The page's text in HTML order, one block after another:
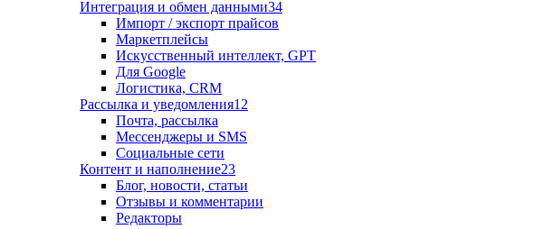
Интеграция и обмен данными34
Импорт / экспорт прайсов
Маркетплейсы
Искусственный интеллект, GPT
Для Google
Логистика, CRM
Рассылка и уведомления12
Почта, рассылка
Мессенджеры и SMS
Социальные сети
Контент и наполнение23
Блог, новости, статьи
Отзывы и комментарии
Редакторы